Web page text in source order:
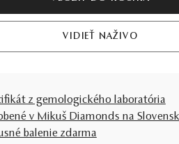
VIDIEŤ NAŽIVO
z gemologického laboratória
v Mikuš Diamonds na
balenie zdarma